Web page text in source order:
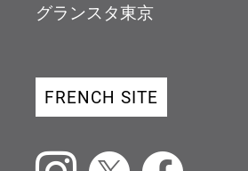
グランスタ東京
FRENCH SITE